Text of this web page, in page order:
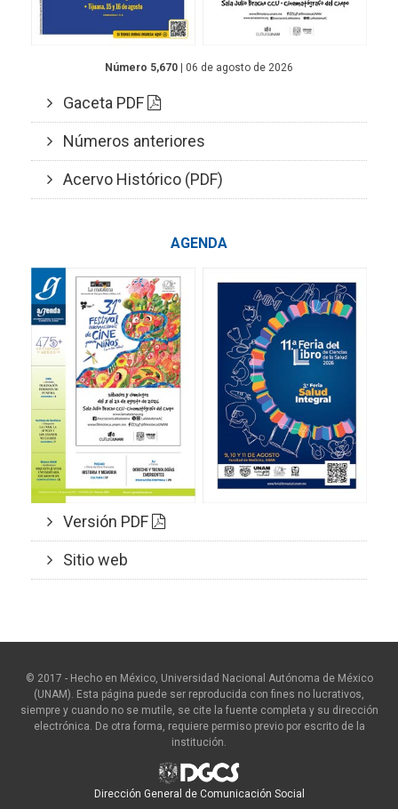
Número 5,670 | 06 de agosto de 2026
Gaceta PDF
Números anteriores
Acervo Histórico (PDF)
AGENDA
Versión PDF
Sitio web
© 2017 - Hecho en México, Universidad Nacional Autónoma de México
(UNAM). Esta página puede ser reproducida con fines no lucrativos,
siempre y cuando no se mutile, se cite la fuente completa y su dirección
electrónica. De otra forma, requiere permiso previo por escrito de la
institución.
Dirección General de Comunicación Social